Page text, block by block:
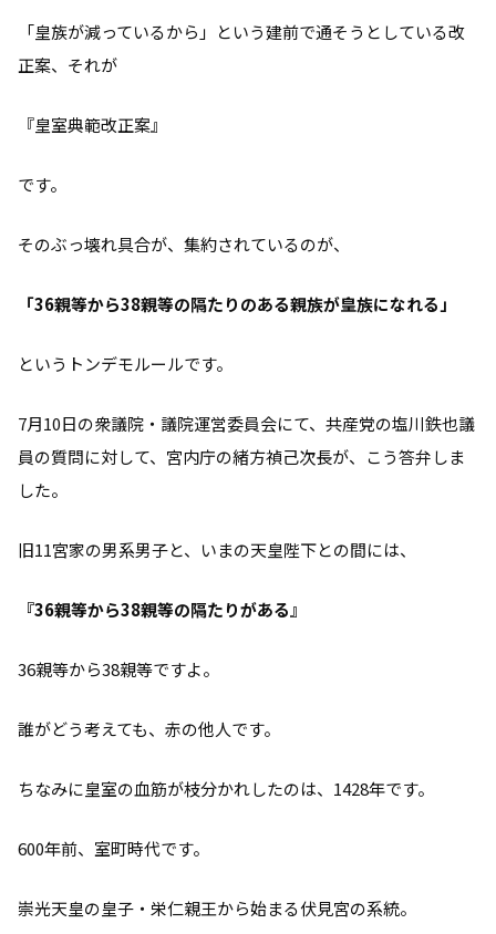
「皇族が減っているから」という建前で通そうとしている改
正案、それが
『皇室典範改正案』
です。
そのぶっ壊れ具合が、集約されているのが、
「36親等から38親等の隔たりのある親族が皇族になれる」
というトンデモルールです。
7月10日の衆議院・議院運営委員会にて、共産党の塩川鉄也議
員の質問に対して、宮内庁の緒方禎己次長が、こう答弁しま
した。
旧11宮家の男系男子と、いまの天皇陛下との間には、
『36親等から38親等の隔たりがある』
36親等から38親等ですよ。
誰がどう考えても、赤の他人です。
ちなみに皇室の血筋が枝分かれしたのは、1428年です。
600年前、室町時代です。
崇光天皇の皇子・栄仁親王から始まる伏見宮の系統。